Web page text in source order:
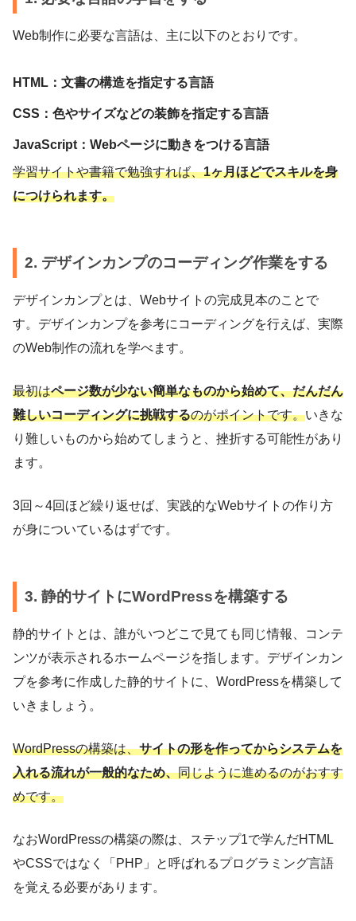
Web制作に必要な言語は、主に以下のとおりです。
HTML：文書の構造を指定する言語
CSS：色やサイズなどの装飾を指定する言語
JavaScript：Webページに動きをつける言語
学習サイトや書籍で勉強すれば、1ヶ月ほどでスキルを身
につけられます。
2. デザインカンプのコーディング作業をする
デザインカンプとは、Webサイトの完成見本のことで
す。デザインカンプを参考にコーディングを行えば、実際
のWeb制作の流れを学べます。
最初はページ数が少ない簡単なものから始めて、だんだん
難しいコーディングに挑戦するのがポイントです。いきな
り難しいものから始めてしまうと、挫折する可能性があり
ます。
3回～4回ほど繰り返せば、実践的なWebサイトの作り方
が身についているはずです。
3. 静的サイトにWordPressを構築する
静的サイトとは、誰がいつどこで見ても同じ情報、コンテ
ンツが表示されるホームページを指します。デザインカン
プを参考に作成した静的サイトに、WordPressを構築して
いきましょう。
WordPressの構築は、サイトの形を作ってからシステムを
入れる流れが一般的なため、同じように進めるのがおすす
めです。
なおWordPressの構築の際は、ステップ1で学んだHTML
やCSSではなく「PHP」と呼ばれるプログラミング言語
を覚える必要があります。